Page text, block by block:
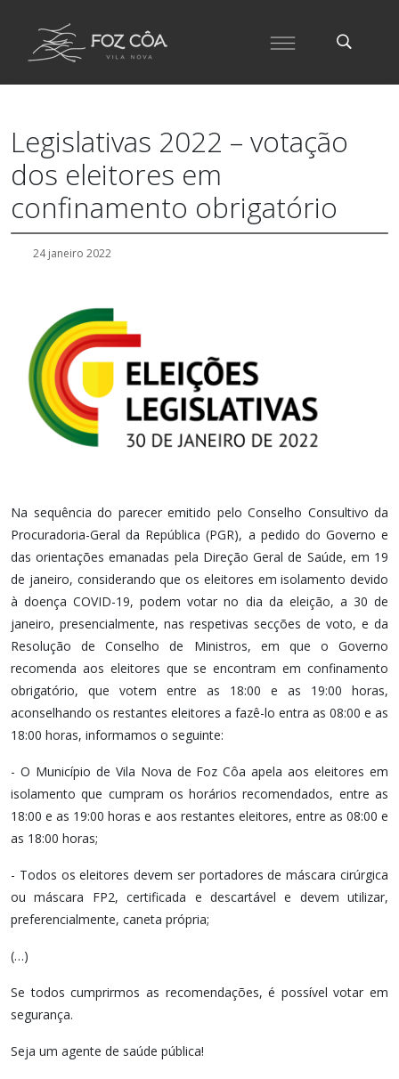
Legislativas 2022 – votação
dos eleitores em
confinamento obrigatório
24 janeiro 2022
Na sequência do parecer emitido pelo Conselho Consultivo da
Procuradoria-Geral da República (PGR), a pedido do Governo e
das orientações emanadas pela Direção Geral de Saúde, em 19
de janeiro, considerando que os eleitores em isolamento devido
à doença COVID-19, podem votar no dia da eleição, a 30 de
janeiro, presencialmente, nas respetivas secções de voto, e da
Resolução de Conselho de Ministros, em que o Governo
recomenda aos eleitores que se encontram em confinamento
obrigatório, que votem entre as 18:00 e as 19:00 horas,
aconselhando os restantes eleitores a fazê-lo entra as 08:00 e as
18:00 horas, informamos o seguinte:
- O Município de Vila Nova de Foz Côa apela aos eleitores em
isolamento que cumpram os horários recomendados, entre as
18:00 e as 19:00 horas e aos restantes eleitores, entre as 08:00 e
as 18:00 horas;
- Todos os eleitores devem ser portadores de máscara cirúrgica
ou máscara FP2, certificada e descartável e devem utilizar,
preferencialmente, caneta própria;
(…)
Se todos cumprirmos as recomendações, é possível votar em
segurança.
Seja um agente de saúde pública!